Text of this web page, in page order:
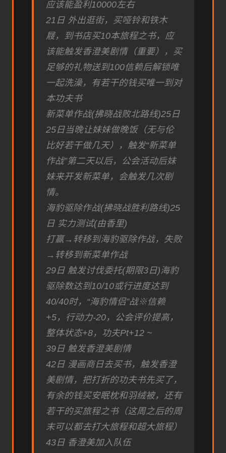
应该能盈利10000左右
21日 外出逛街，买哑铃和铁木
屐，到书店买10本旅程之书，应
该能触发香澄美剧情（重要），买
足够的礼物送到100信赖后解锁唯
一起洗澡，有若干的钱买唯一到对
本功夫书
新菜单作战(拂晓战败北路线)25日
25日当晚让妹妹做晚饭（无与伦
比好若干做几天），触发“新菜单
作战”第二天以后，公会活动后妹
妹来开发新菜单，会触发几次剧
情。
海豹驱除作战(拂晓战胜利路线)25
日 实力测试(由香里)
打赢→转移到海豹驱除作战，失败
→转移到新菜单作战
29日 触发讨伐委托(期限3日)海豹
驱除数达到10/10或行进度达到
40/40时，“海豹情侣”战※信赖
+5，行动力-20，公会评价提高，
整体状态+8，功夫Pt+12 ~
39日 触发香澄美剧情
42日 漫画商日去买书，触发香澄
美剧情，把打折的功夫书先买了，
有余的钱买安眠枕和羽绒被，还有
若干的买旅程之书（这周之后的周
末可以都去打大旅程和超大旅程）
43日 香澄美加入队伍